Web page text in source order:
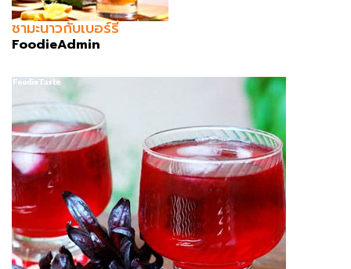
ชามะนาวกับเบอร์รี่
FoodieAdmin